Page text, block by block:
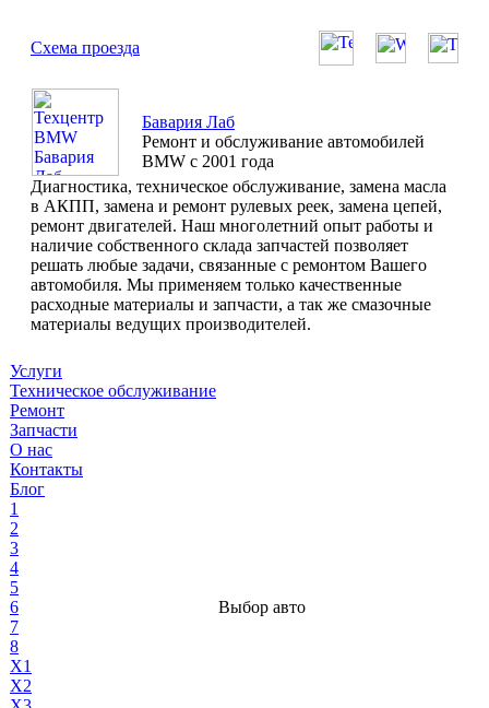
Схема проезда
Бавария Лаб
Ремонт и обслуживание автомобилей
BMW с 2001 года
Диагностика, техническое обслуживание, замена масла
в АКПП, замена и ремонт рулевых реек, замена цепей,
ремонт двигателей. Наш многолетний опыт работы и
наличие собственного склада запчастей позволяет
решать любые задачи, связанные с ремонтом Вашего
автомобиля. Мы применяем только качественные
расходные материалы и запчасти, а так же смазочные
материалы ведущих производителей.
Услуги
Техническое обслуживание
Ремонт
Запчасти
О нас
Контакты
Блог
1
2
3
4
5
6
7
8
X1
X2
Выбор авто